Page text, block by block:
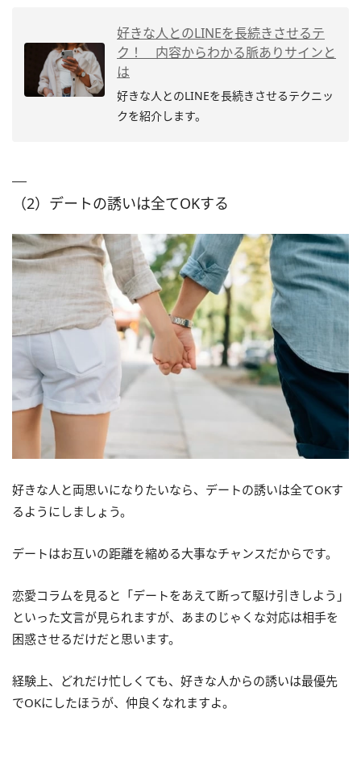
好きな人とのLINEを長続きさせるテ
ク！ 内容からわかる脈ありサインと
は
好きな人とのLINEを長続きさせるテクニッ
クを紹介します。
（2）デートの誘いは全てOKする
好きな人と両思いになりたいなら、デートの誘いは全てOKす
るようにしましょう。
デートはお互いの距離を縮める大事なチャンスだからです。
恋愛コラムを見ると「デートをあえて断って駆け引きしよう」
といった文言が見られますが、あまのじゃくな対応は相手を
困惑させるだけだと思います。
経験上、どれだけ忙しくても、好きな人からの誘いは最優先
でOKにしたほうが、仲良くなれますよ。